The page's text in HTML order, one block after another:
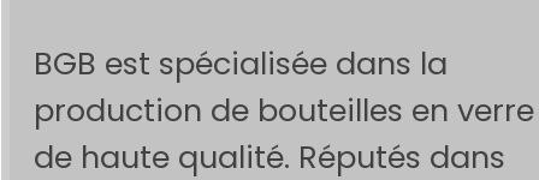
BGB est spécialisée dans la
production de bouteilles en verre
de haute qualité. Réputés dans